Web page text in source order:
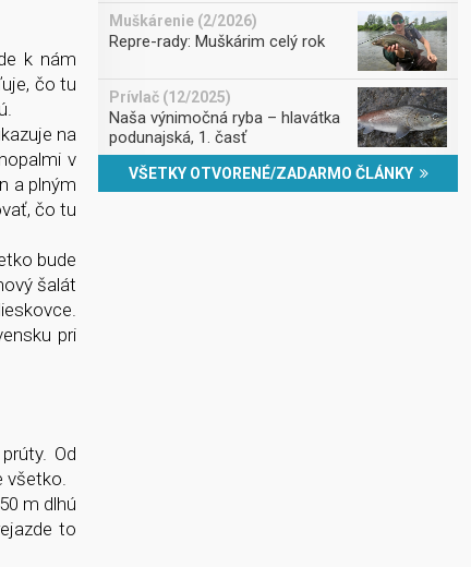
k nám
čo tu
na
v
a plným
čo tu
bude
šalát
pri
Od
všetko.
m dlhú
to
Muškárenie (2/2026)
Repre-rady: Muškárim celý rok
Prívlač (12/2025)
Naša výnimočná ryba – hlavátka
podunajská, 1. časť
VŠETKY OTVORENÉ/ZADARMO ČLÁNKY